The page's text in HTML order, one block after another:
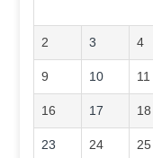
2 3 4
9 10 11
16 17 18
23 24 25